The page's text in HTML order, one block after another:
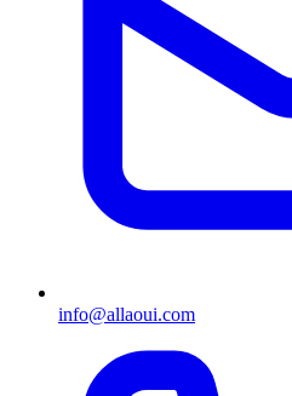
info@allaoui.com